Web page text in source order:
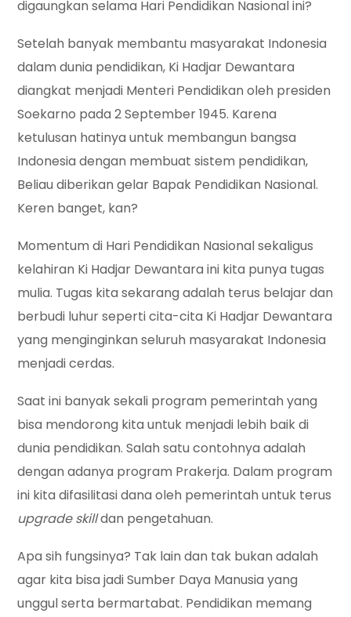
digaungkan selama Hari Pendidikan Nasional ini?
Setelah banyak membantu masyarakat Indonesia
dalam dunia pendidikan, Ki Hadjar Dewantara
diangkat menjadi Menteri Pendidikan oleh presiden
Soekarno pada 2 September 1945. Karena
ketulusan hatinya untuk membangun bangsa
Indonesia dengan membuat sistem pendidikan,
Beliau diberikan gelar Bapak Pendidikan Nasional.
Keren banget, kan?
Momentum di Hari Pendidikan Nasional sekaligus
kelahiran Ki Hadjar Dewantara ini kita punya tugas
mulia. Tugas kita sekarang adalah terus belajar dan
berbudi luhur seperti cita-cita Ki Hadjar Dewantara
yang menginginkan seluruh masyarakat Indonesia
menjadi cerdas.
Saat ini banyak sekali program pemerintah yang
bisa mendorong kita untuk menjadi lebih baik di
dunia pendidikan. Salah satu contohnya adalah
dengan adanya program Prakerja. Dalam program
ini kita difasilitasi dana oleh pemerintah untuk terus
upgrade skilldan pengetahuan.
Apa sih fungsinya? Tak lain dan tak bukan adalah
agar kita bisa jadi Sumber Daya Manusia yang
unggul serta bermartabat. Pendidikan memang